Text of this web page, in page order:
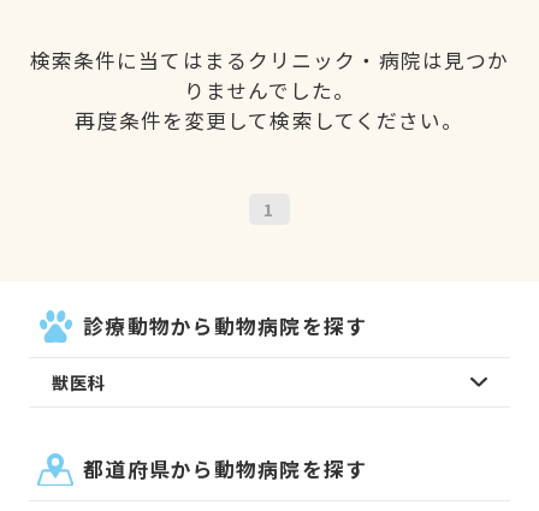
検索条件に当てはまるクリニック・病院は見つか
りませんでした。
再度条件を変更して検索してください。
1
診療動物から動物病院を探す
獣医科
都道府県から動物病院を探す